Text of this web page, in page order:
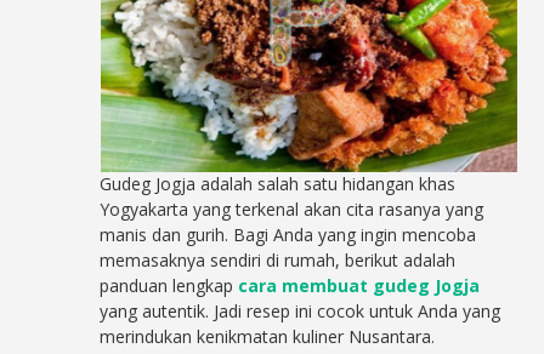
Gudeg Jogja adalah salah satu hidangan khas
Yogyakarta yang terkenal akan cita rasanya yang
manis dan gurih. Bagi Anda yang ingin mencoba
memasaknya sendiri di rumah, berikut adalah
panduan lengkap cara membuat gudeg Jogja
yang autentik. Jadi resep ini cocok untuk Anda yang
merindukan kenikmatan kuliner Nusantara.